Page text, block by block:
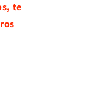
te